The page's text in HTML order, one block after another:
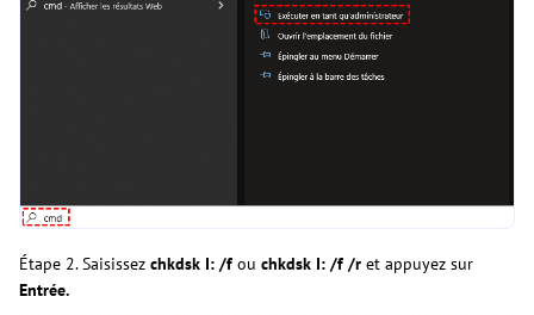
Étape 2. Saisissez chkdsk I: /f ou chkdsk I: /f /r et appuyez sur
Entrée.